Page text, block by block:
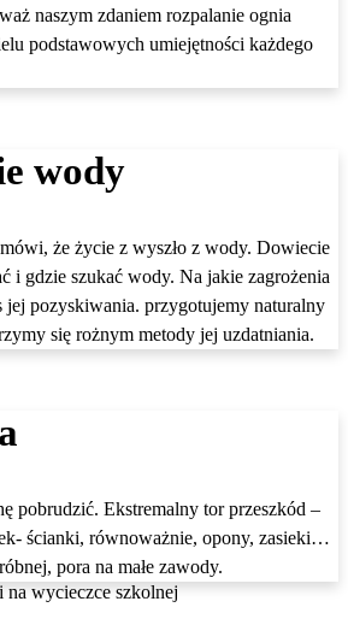
naszym zdaniem rozpalanie ognia
podstawowych umiejętności każdego
wody
że życie z wyszło z wody. Dowiecie
i gdzie szukać wody. Na jakie zagrożenia
jej pozyskiwania. przygotujemy naturalny
się rożnym metody jej uzdatniania.
pobrudzić. Ekstremalny tor przeszkód –
ścianki, równoważnie, opony, zasieki…
pora na małe zawody.